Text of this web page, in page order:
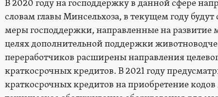
В 2020 году на господдержку в данной сфере
словам главы Минсельхоза, в текущем году
меры господдержки, направленные на развитие
целях дополнительной поддержки
переработчиков расширены направления
краткосрочных кредитов. В 2021 году
краткосрочных кредитов на приобретение